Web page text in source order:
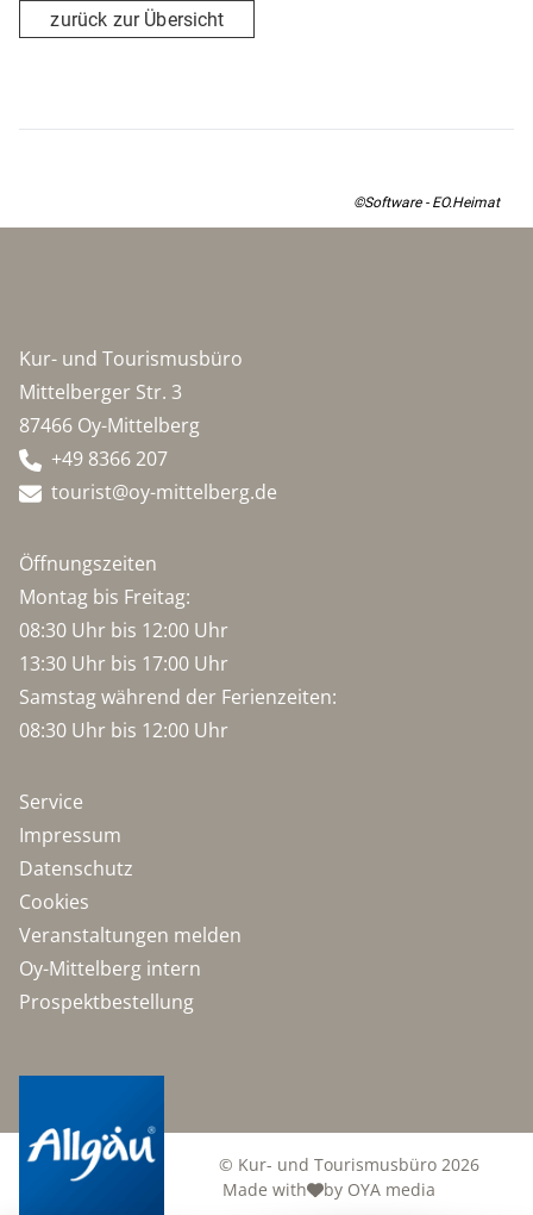
zurück zur Übersicht
©Software - EO.Heimat
Kur- und Tourismusbüro
Mittelberger Str. 3
87466 Oy-Mittelberg
+49 8366 207
tourist@oy-mittelberg.de
Öffnungszeiten
Montag bis Freitag:
08:30 Uhr bis 12:00 Uhr
13:30 Uhr bis 17:00 Uhr
Samstag während der Ferienzeiten:
08:30 Uhr bis 12:00 Uhr
Service
Impressum
Datenschutz
Cookies
Veranstaltungen melden
Oy-Mittelberg intern
Prospektbestellung
© Kur- und Tourismusbüro 2026
Made with
by OYA media